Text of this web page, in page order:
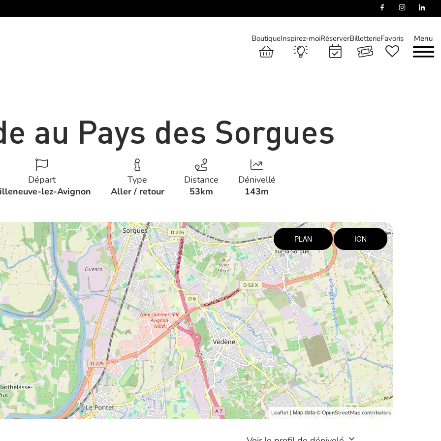
Menu
BoutiqueInspirez-moiRéserverBilletterieFavoris
au Pays des Sorgues
Départ
lez-Avignon
Type
Aller / retour
Distance
53km
Dénivellé
143m
PLAN IGN
Leaflet | Map data © OpenStreetMap contributors